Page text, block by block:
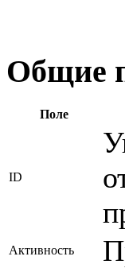
Общие
Поле
ID
Активность